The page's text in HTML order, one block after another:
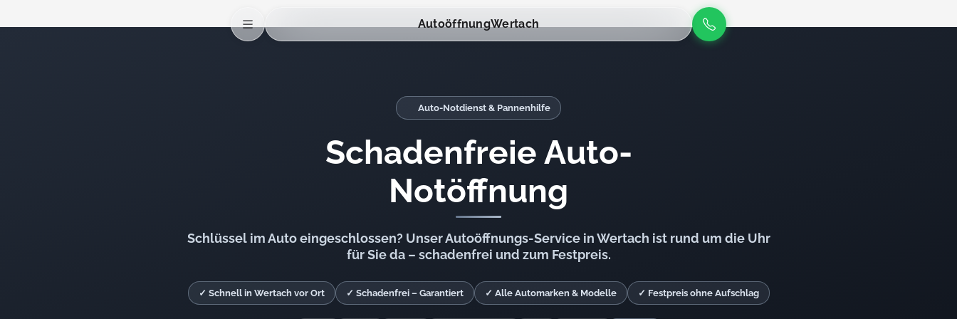
AutoöffnungWertach
Auto-Notdienst & Pannenhilfe
Schadenfreie Auto-
Notöffnung
Schlüssel im Auto eingeschlossen? Unser Autoöffnungs-Service in Wertach ist rund um die Uhr
für Sie da – schadenfrei und zum Festpreis.
✓ Schnell in Wertach vor Ort ✓ Schadenfrei – Garantiert ✓ Alle Automarken & Modelle ✓ Festpreis ohne Aufschlag